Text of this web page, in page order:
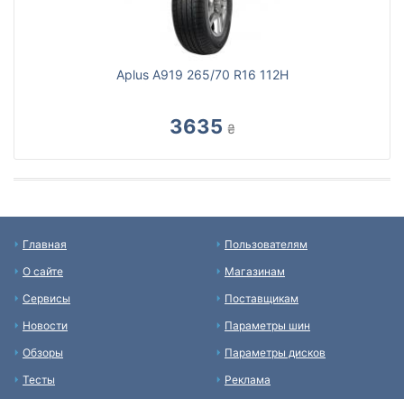
Aplus A919 265/70 R16 112H
3635 ₴
Главная
О сайте
Сервисы
Новости
Обзоры
Тесты
Пользователям
Магазинам
Поставщикам
Параметры шин
Параметры дисков
Реклама